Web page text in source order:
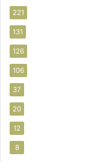
221
131
126
106
37
20
12
8